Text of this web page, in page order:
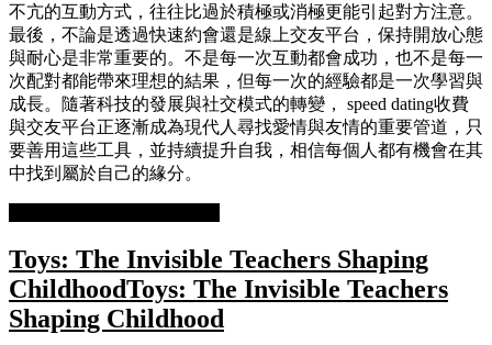
不亢的互動方式，往往比過於積極或消極更能引起對方注意。
最後，不論是透過快速約會還是線上交友平台，保持開放心態
與耐心是非常重要的。不是每一次互動都會成功，也不是每一
次配對都能帶來理想的結果，但每一次的經驗都是一次學習與
成長。隨著科技的發展與社交模式的轉變， speed dating收費
與交友平台正逐漸成為現代人尋找愛情與友情的重要管道，只
要善用這些工具，並持續提升自我，相信每個人都有機會在其
中找到屬於自己的緣分。
Toys: The Invisible Teachers Shaping
ChildhoodToys: The Invisible Teachers
Shaping Childhood